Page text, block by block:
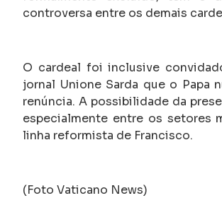
controversa entre os demais
O cardeal foi inclusive
jornal Unione Sarda que o Papa
renúncia. A possibilidade da
especialmente entre os setores
linha reformista de Francisco.
(Foto Vaticano News)